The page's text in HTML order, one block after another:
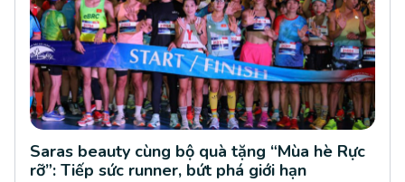
Saras beauty cùng bộ quà tặng “Mùa hè Rực
rỡ”: Tiếp sức runner, bứt phá giới hạn